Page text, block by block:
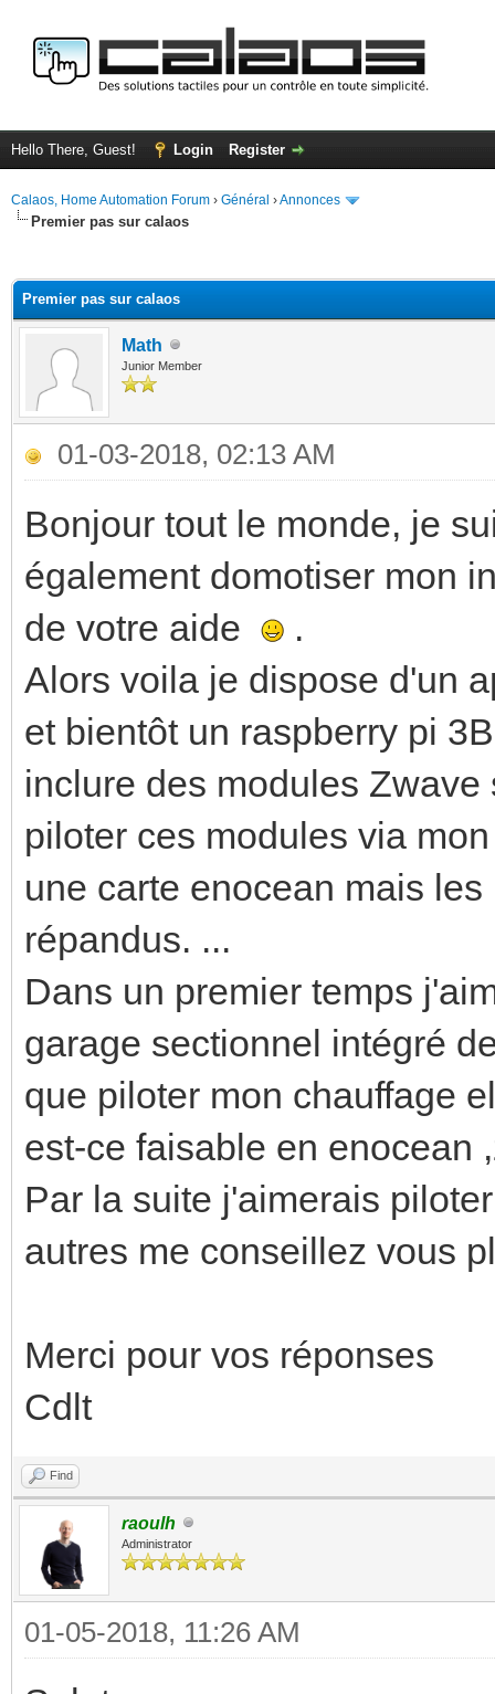
Hello There, Guest! Login Register
Calaos, Home Automation Forum › Général ›Annonces
Premier pas sur calaos
Premier pas sur calaos
Math
Junior Member
01-03-2018, 02:13 AM
Bonjour tout le monde, je
également domotiser mon
de votre aide
.
Alors voila je dispose d'un
et bientôt un raspberry pi
inclure des modules
piloter ces modules via
une carte enocean mais
répandus. ...
Dans un premier temps
garage sectionnel intégré
que piloter mon chauffage
est-ce faisable en enocean
Par la suite j'aimerais
autres me conseillez vous
Merci pour vos réponses
Cdlt
Find
raoulh
Administrator
01-05-2018, 11:26 AM